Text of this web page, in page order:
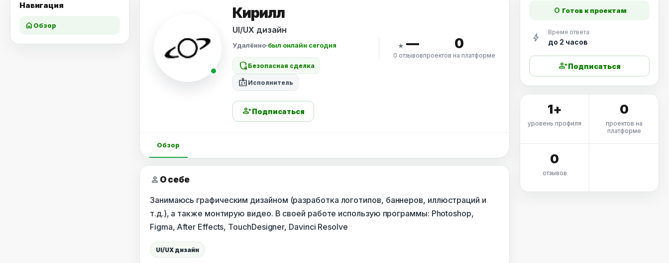
Навигация
home Обзор
Кирилл
UI/UX дизайн
Удалённо·был онлайн сегодня
shield_locked Безопасная сделка
badge Исполнитель
★ —
0 отзывов
0
проектов на платформе
person_addПодписаться
Обзор
person О себе
Занимаюсь графическим дизайном (разработка логотипов, баннеров, иллюстраций и
т.д.), а также монтирую видео. В своей работе использую программы: Photoshop,
Figma, After Effects, TouchDesigner, Davinci Resolve
UI/UX дизайн
fiber_manual_record Готов к проектам
bolt Время ответа
до 2 часов
person_addПодписаться
1+
уровень профиля
0
проектов на
платформе
0
отзывов